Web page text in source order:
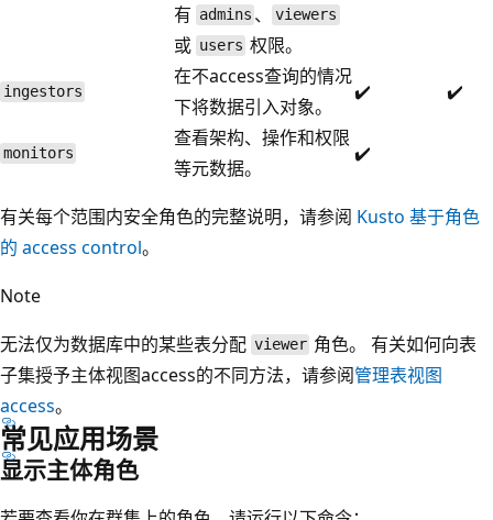
有 admins 、 viewers
或 users 权限。
ingestors
在不access查询的情况
下将数据引入对象。
✔️ ✔️
monitors
查看架构、操作和权限
等元数据。
✔️
有关每个范围内安全角色的完整说明，请参阅 Kusto 基于角色
的 access control。
Note
无法仅为数据库中的某些表分配 viewer 角色。 有关如何向表
子集授予主体视图access的不同方法，请参阅管理表视图
access。
常见应用场景
显示主体角色